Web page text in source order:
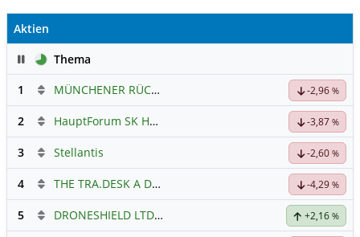
Aktien
PauseThema
1
MÜNCHENER RÜCK -2,96 %
2 HauptForum SK HYNIC -3,87 %
3 Stellantis -2,60 %
4 THE TRA.DESK A DL-,000001 -4,29 %
5 DRONESHIELD LTDHauptdiskussion +2,16 %